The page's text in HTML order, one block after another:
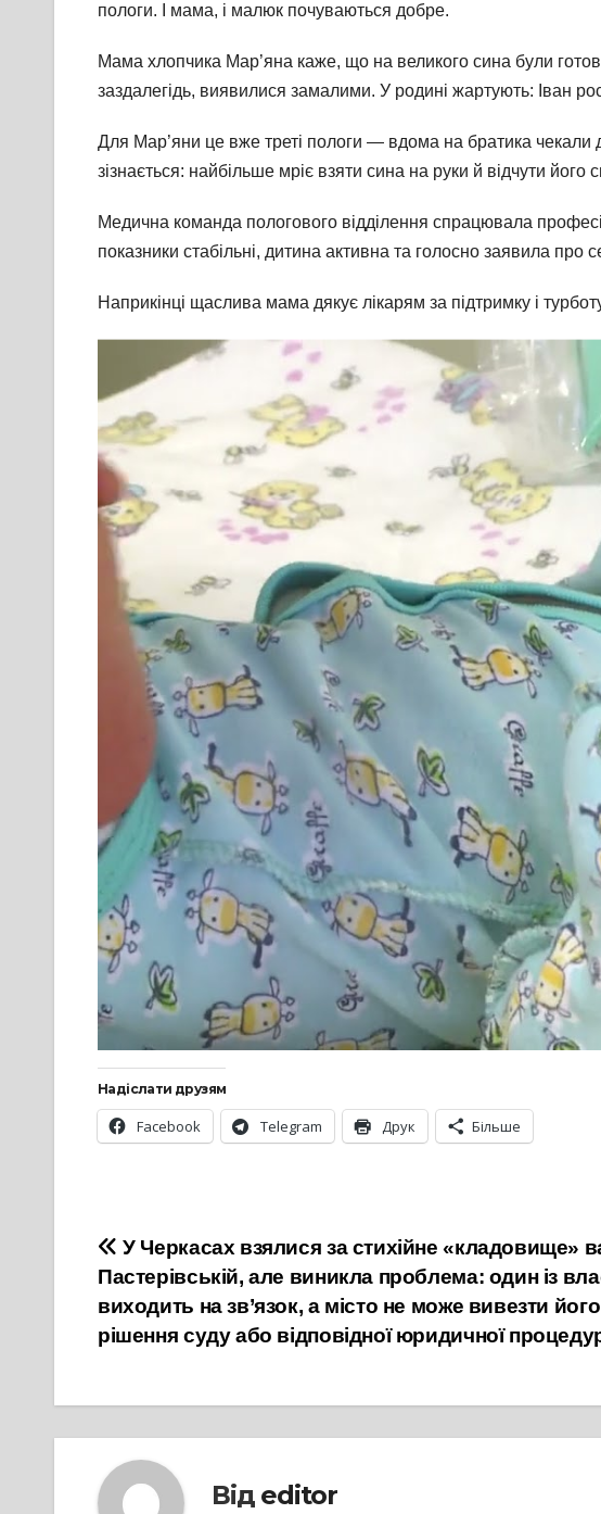
пологи. І мама, і малюк почуваються добре.
Мама хлопчика Мар’яна каже, що на великого сина були
заздалегідь, виявилися замалими. У родині жартують: Іван
Для Мар’яни це вже треті пологи — вдома на братика чекали
зізнається: найбільше мріє взяти сина на руки й відчути
Медична команда пологового відділення спрацювала
показники стабільні, дитина активна та голосно заявила про
Наприкінці щаслива мама дякує лікарям за підтримку і
Надіслати друзям
Facebook Telegram Друк Більше
Навігація
записів
У Черкасах взялися за стихійне «кладовище»
Пастерівській, але виникла проблема: один із
виходить на зв’язок, а місто не може вивезти
рішення суду або відповідної юридичної
Від editor